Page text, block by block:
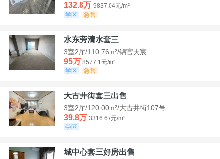
132.8万 9837.04元/m²
学区
急售
水东旁清水套三
3室2厅/110.76m²/锦官天宸
95万 8577.1元/m²
学区
急售
大古井街套三出售
3室2厅/120.00m²/大古井街107号
39.8万 3316.67元/m²
学区
城中心套三好房出售